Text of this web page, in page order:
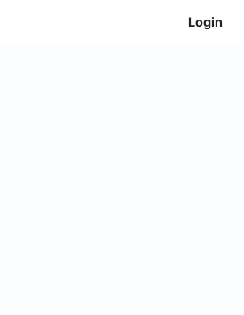
Login